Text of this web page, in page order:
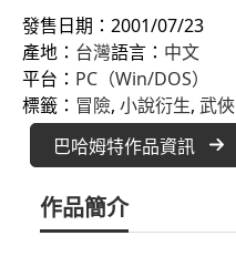
發售日期：2001/07/23
產地： 台灣語言： 中文
平台： PC（Win/DOS）
標籤： 冒險, 小說衍生, 武俠
巴哈姆特作品資訊
作品簡介